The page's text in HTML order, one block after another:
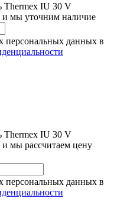
Thermex IU 30 V
и мы уточним наличие
персональных данных в
Thermex IU 30 V
мы рассчитаем цену
персональных данных в